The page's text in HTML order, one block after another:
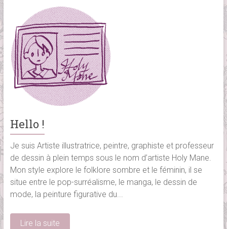
Hello !
Je suis Artiste illustratrice, peintre, graphiste et professeur
de dessin à plein temps sous le nom d’artiste Holy Mane.
Mon style explore le folklore sombre et le féminin, il se
situe entre le pop-surréalisme, le manga, le dessin de
mode, la peinture figurative du...
Lire la suite